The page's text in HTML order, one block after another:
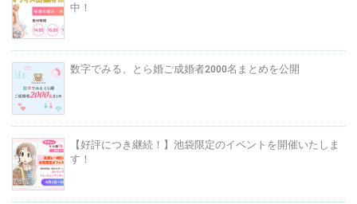
中！
数字でみる、とら婚ご成婚者2000名まとめを公開
【好評につき継続！】池袋限定のイベントを開催いたしま
す！